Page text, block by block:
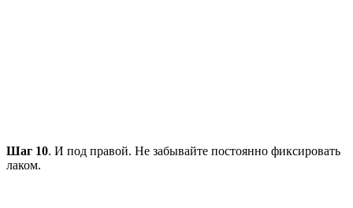
Шаг 10. И под правой. Не забывайте постоянно фиксировать
лаком.